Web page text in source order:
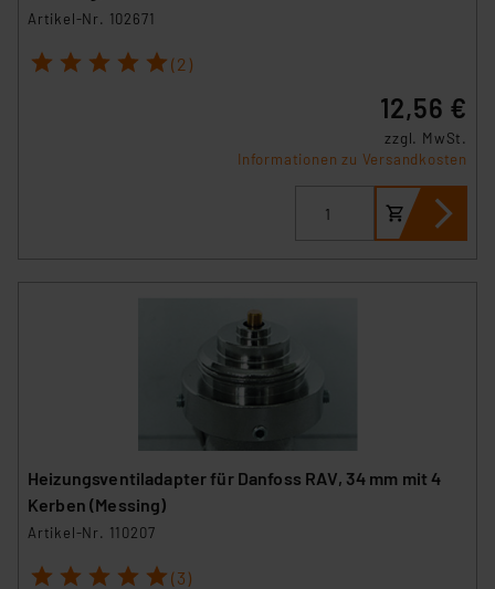
Artikel-Nr. 102671
1 2 3 4 5 (2)
12,56 €
zzgl. MwSt.
Informationen zu Versandkosten
Heizungsventiladapter für Danfoss RAV, 34 mm mit 4
Kerben (Messing)
Artikel-Nr. 110207
1 2 3 4 5 (3)